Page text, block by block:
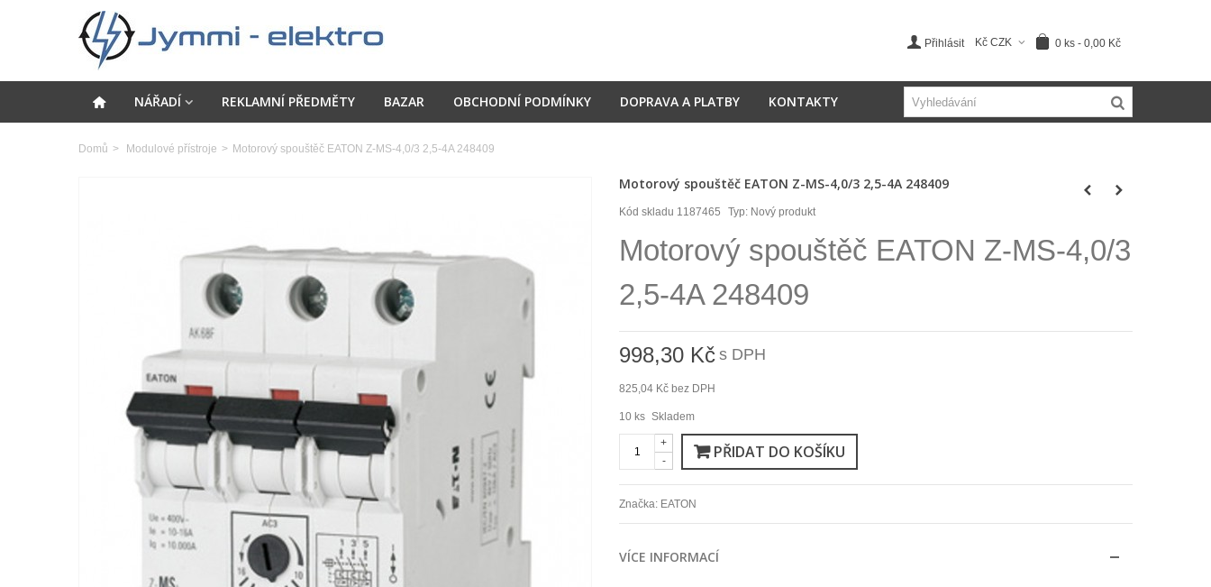
0 ks - 0,00 Kč
Kč CZK
Přihlásit
NÁŘADÍ REKLAMNÍ PŘEDMĚTY BAZAR OBCHODNÍ PODMÍNKY DOPRAVA A PLATBY KONTAKTY
Domů > Modulové přístroje > Motorový spouštěč EATON Z-MS-4,0/3 2,5-4A 248409
Motorový spouštěč EATON Z-MS-4,0/3 2,5-4A 248409
Kód skladu 1187465 Typ: Nový produkt
Motorový spouštěč EATON Z-MS-4,0/3
2,5-4A 248409
998,30 Kč s DPH
825,04 Kč bez DPH
10 ks Skladem
-
+ PŘIDAT DO KOŠÍKU
Značka: EATON
VÍCE INFORMACÍ